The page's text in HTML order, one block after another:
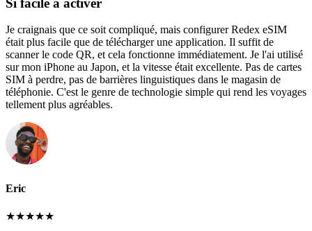
Je craignais que ce soit compliqué, mais configurer Redex eSIM
était plus facile que de télécharger une application. Il suffit de
scanner le code QR, et cela fonctionne immédiatement. Je l'ai utilisé
sur mon iPhone au Japon, et la vitesse était excellente. Pas de cartes
SIM à perdre, pas de barrières linguistiques dans le magasin de
téléphonie. C'est le genre de technologie simple qui rend les voyages
tellement plus agréables.
Eric
★★★★★